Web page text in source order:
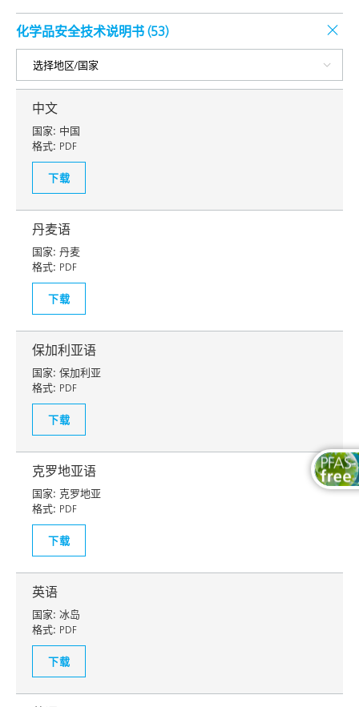
化学品安全技术说明书 (53)
中文
国家: 中国
格式: PDF
下载
丹麦语
国家: 丹麦
格式: PDF
下载
保加利亚语
国家: 保加利亚
格式: PDF
下载
克罗地亚语
国家: 克罗地亚
格式: PDF
下载
英语
国家: 冰岛
格式: PDF
下载